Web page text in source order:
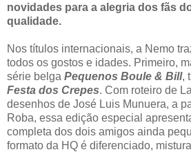
novidades para a alegria dos fãs
qualidade.
Nos títulos internacionais, a Nemo
todos os gostos e idades. Primeiro,
série belga Pequenos Boule & Bill,
Festa dos Crepes. Com roteiro de
desenhos de José Luis Munuera, a
Roba, essa edição especial
completa dos dois amigos ainda
formato da HQ é diferenciado,